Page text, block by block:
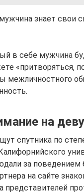
знает свои
в себе мужчина
«притворяться,
межличностного
на
спутника по
за
на сайте
представителей